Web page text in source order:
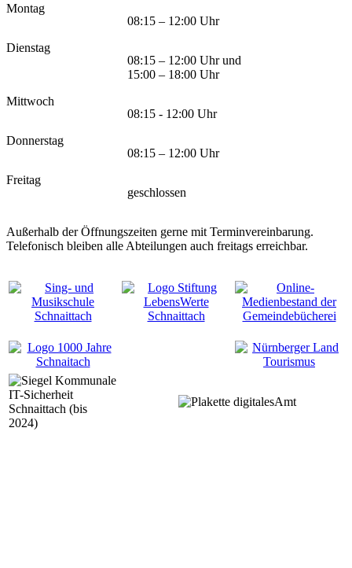
Montag
08:15 – 12:00 Uhr
Dienstag
08:15 – 12:00 Uhr und
15:00 – 18:00 Uhr
Mittwoch
08:15 - 12:00 Uhr
Donnerstag
08:15 – 12:00 Uhr
Freitag
geschlossen
Außerhalb der Öffnungszeiten gerne mit Terminvereinbarung.
Telefonisch bleiben alle Abteilungen auch freitags erreichbar.